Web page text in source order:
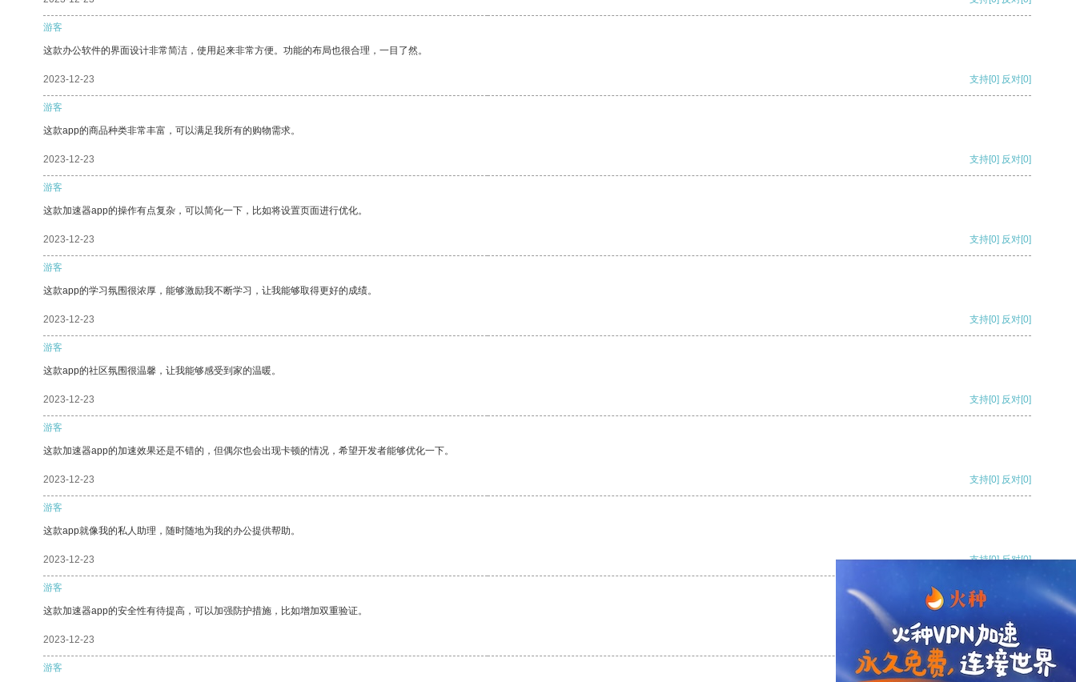
游客
这款办公软件的界面设计非常简洁，使用起来非常方便。功能的布局也很合理，一目了然。
2023-12-23 支持[0] 反对[0]
游客
这款app的商品种类非常丰富，可以满足我所有的购物需求。
2023-12-23 支持[0] 反对[0]
游客
这款加速器app的操作有点复杂，可以简化一下，比如将设置页面进行优化。
2023-12-23 支持[0] 反对[0]
游客
这款app的学习氛围很浓厚，能够激励我不断学习，让我能够取得更好的成绩。
2023-12-23 支持[0] 反对[0]
游客
这款app的社区氛围很温馨，让我能够感受到家的温暖。
2023-12-23 支持[0] 反对[0]
游客
这款加速器app的加速效果还是不错的，但偶尔也会出现卡顿的情况，希望开发者能够优化一下。
2023-12-23 支持[0] 反对[0]
游客
这款app就像我的私人助理，随时随地为我的办公提供帮助。
2023-12-23 支持[0] 反对[0]
游客
这款加速器app的安全性有待提高，可以加强防护措施，比如增加双重验证。
2023-12-23 支持[0] 反对
游客